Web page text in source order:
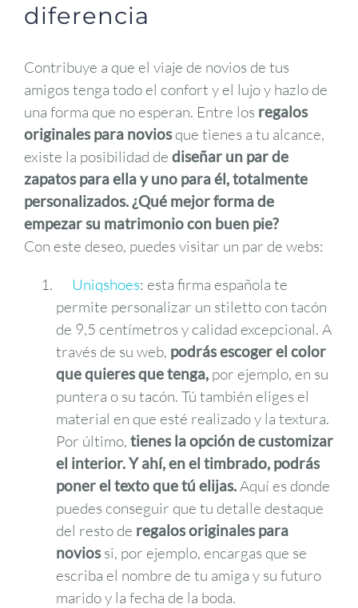
diferencia
Contribuye a que el viaje de novios de tus
amigos tenga todo el confort y el lujo y hazlo de
una forma que no esperan. Entre los regalos
originales para noviosque tienes a tu alcance,
existe la posibilidad de diseñar un par de
zapatos para ella y uno para él, totalmente
personalizados. ¿Qué mejor forma de
empezar su matrimonio con buen pie?
Con este deseo, puedes visitar un par de webs:
Uniqshoes: esta firma española te
permite personalizar un stiletto con tacón
de 9,5 centímetros y calidad excepcional. A
través de su web, podrás escoger el color
que quieres que tenga, por ejemplo, en su
puntera o su tacón. Tú también eliges el
material en que esté realizado y la textura.
Por último, tienes la opción de customizar
el interior. Y ahí, en el timbrado, podrás
poner el texto que tú elijas.Aquí es donde
puedes conseguir que tu detalle destaque
del resto de regalos originales para
noviossi, por ejemplo, encargas que se
escriba el nombre de tu amiga y su futuro
marido y la fecha de la boda.